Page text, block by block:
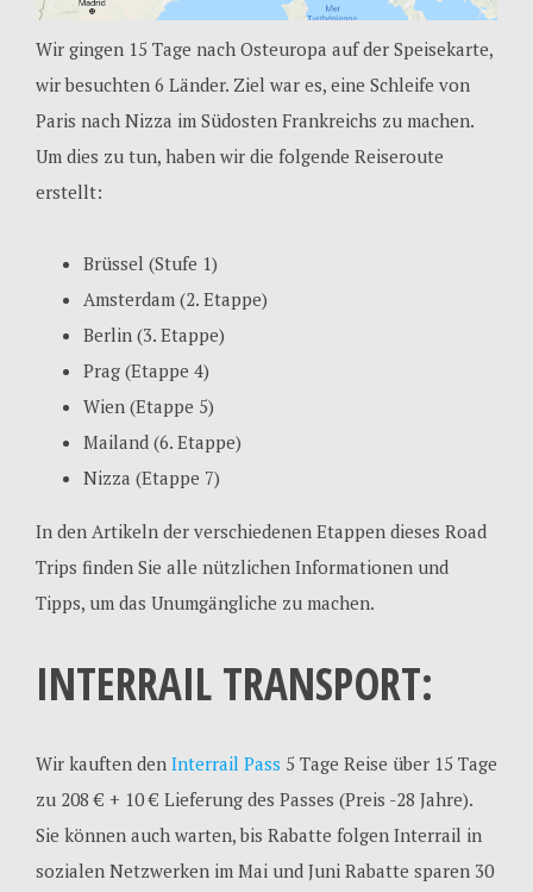
Wir gingen 15 Tage nach Osteuropa auf der Speisekarte,
wir besuchten 6 Länder. Ziel war es, eine Schleife von
Paris nach Nizza im Südosten Frankreichs zu machen.
Um dies zu tun, haben wir die folgende Reiseroute
erstellt:
Brüssel (Stufe 1)
Amsterdam (2. Etappe)
Berlin (3. Etappe)
Prag (Etappe 4)
Wien (Etappe 5)
Mailand (6. Etappe)
Nizza (Etappe 7)
In den Artikeln der verschiedenen Etappen dieses Road
Trips finden Sie alle nützlichen Informationen und
Tipps, um das Unumgängliche zu machen.
INTERRAIL TRANSPORT:
Wir kauften den Interrail Pass 5 Tage Reise über 15 Tage
zu 208 € + 10 € Lieferung des Passes (Preis -28 Jahre).
Sie können auch warten, bis Rabatte folgen Interrail in
sozialen Netzwerken im Mai und Juni Rabatte sparen 30